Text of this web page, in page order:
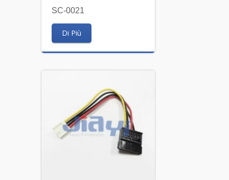
SC-0021
Di Più